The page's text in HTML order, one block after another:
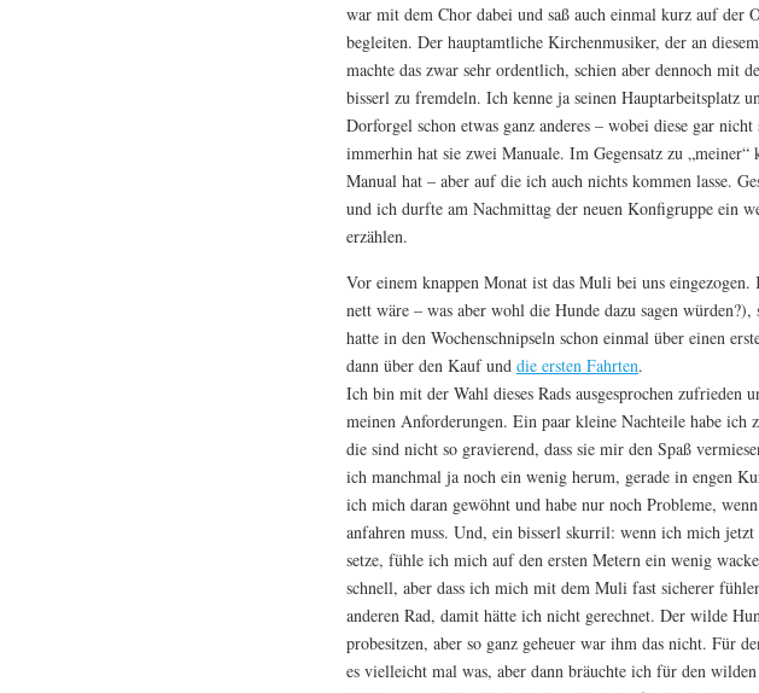
war mit dem Chor dabei und saß auch einmal kurz auf der
begleiten. Der hauptamtliche Kirchenmusiker, der an
machte das zwar sehr ordentlich, schien aber dennoch mit
bisserl zu fremdeln. Ich kenne ja seinen Hauptarbeitsplatz
Dorforgel schon etwas ganz anderes – wobei diese gar
immerhin hat sie zwei Manuale. Im Gegensatz zu
Manual hat – aber auf die ich auch nichts kommen lasse.
und ich durfte am Nachmittag der neuen Konfigruppe ein
erzählen.
Vor einem knappen Monat ist das Muli bei uns
nett wäre – was aber wohl die Hunde dazu sagen
hatte in den Wochenschnipseln schon einmal über einen
dann über den Kauf und die ersten Fahrten.
Ich bin mit der Wahl dieses Rads ausgesprochen zufrieden
meinen Anforderungen. Ein paar kleine Nachteile habe ich
die sind nicht so gravierend, dass sie mir den Spaß
ich manchmal ja noch ein wenig herum, gerade in engen
ich mich daran gewöhnt und habe nur noch Probleme,
anfahren muss. Und, ein bisserl skurril: wenn ich mich jetzt
setze, fühle ich mich auf den ersten Metern ein wenig
schnell, aber dass ich mich mit dem Muli fast sicherer
anderen Rad, damit hätte ich nicht gerechnet. Der wilde
probesitzen, aber so ganz geheuer war ihm das nicht. Für
es vielleicht mal was, aber dann bräuchte ich für den